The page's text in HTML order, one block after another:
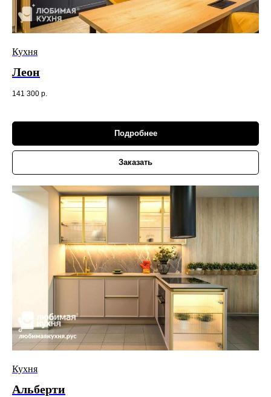
Кухня
Леон
141 300 р.
Подробнее
Заказать
Кухня
Альберти